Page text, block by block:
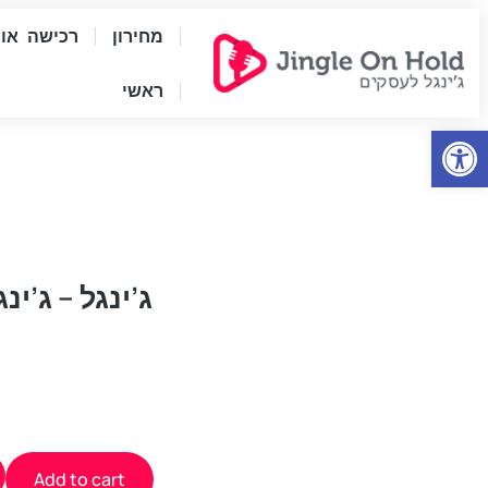
רכישה מחירון
ראשי
ג’ינגל –
Add to cart